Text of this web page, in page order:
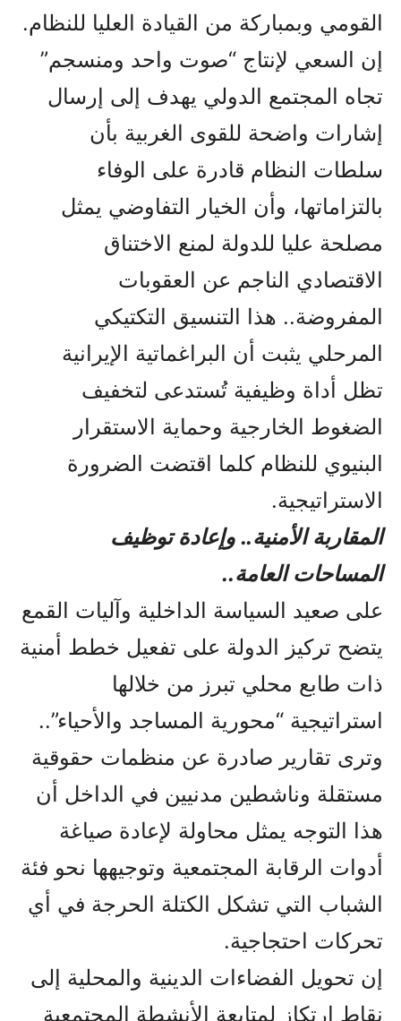
القومي وبمباركة من القيادة العليا للنظام.
إن السعي لإنتاج “صوت واحد ومنسجم”
تجاه المجتمع الدولي يهدف إلى إرسال
إشارات واضحة للقوى الغربية بأن
سلطات النظام قادرة على الوفاء
بالتزاماتها، وأن الخيار التفاوضي يمثل
مصلحة عليا للدولة لمنع الاختناق
الاقتصادي الناجم عن العقوبات
المفروضة.. هذا التنسيق التكتيكي
المرحلي يثبت أن البراغماتية الإيرانية
تظل أداة وظيفية تُستدعى لتخفيف
الضغوط الخارجية وحماية الاستقرار
البنيوي للنظام كلما اقتضت الضرورة
الاستراتيجية.
المقاربة الأمنية.. وإعادة توظيف
المساحات العامة..
على صعيد السياسة الداخلية وآليات القمع
يتضح تركيز الدولة على تفعيل خطط أمنية
ذات طابع محلي تبرز من خلالها
استراتيجية “محورية المساجد والأحياء”..
وترى تقارير صادرة عن منظمات حقوقية
مستقلة وناشطين مدنيين في الداخل أن
هذا التوجه يمثل محاولة لإعادة صياغة
أدوات الرقابة المجتمعية وتوجيهها نحو فئة
الشباب التي تشكل الكتلة الحرجة في أي
تحركات احتجاجية.
إن تحويل الفضاءات الدينية والمحلية إلى
نقاط ارتكاز لمتابعة الأنشطة المجتمعية